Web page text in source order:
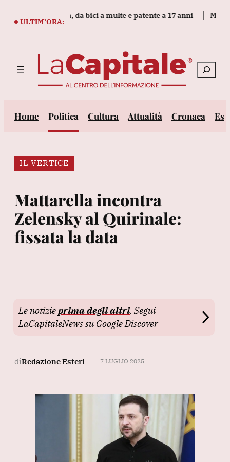
ULTIM’ORA:
il codice strada, da bici a multe e patente a 17 anni
Cerca
Home Politica Cultura Attualità Cronaca
IL VERTICE
Mattarella incontra
Zelensky al Quirinale:
fissata la data
Le notizieprima degli altri. Segui
LaCapitaleNews su Google Discover
diRedazione Esteri 7 LUGLIO 2025